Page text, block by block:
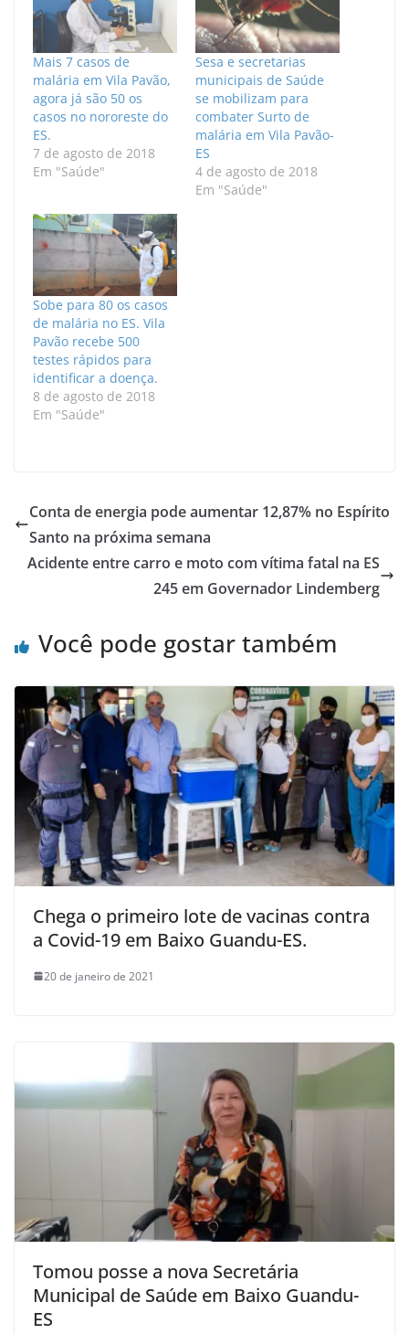
Mais 7 casos de
malária em Vila Pavão,
agora já são 50 os
casos no nororeste do
ES.
7 de agosto de 2018
Em "Saúde"
Sesa e secretarias
municipais de Saúde
se mobilizam para
combater Surto de
malária em Vila Pavão-
ES
4 de agosto de 2018
Em "Saúde"
Sobe para 80 os casos
de malária no ES. Vila
Pavão recebe 500
testes rápidos para
identificar a doença.
8 de agosto de 2018
Em "Saúde"
Conta de energia pode aumentar 12,87% no Espírito
Santo na próxima semana
Acidente entre carro e moto com vítima fatal na ES
245 em Governador Lindemberg
Você pode gostar também
Chega o primeiro lote de vacinas contra
a Covid-19 em Baixo Guandu-ES.
20 de janeiro de 2021
Tomou posse a nova Secretária
Municipal de Saúde em Baixo Guandu-
ES